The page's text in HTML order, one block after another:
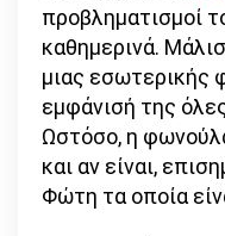
προβληματισμοί
καθημερινά.
μιας εσωτερικής
εμφάνισή της
Ωστόσο, η
και αν είναι,
Φώτη τα οποία